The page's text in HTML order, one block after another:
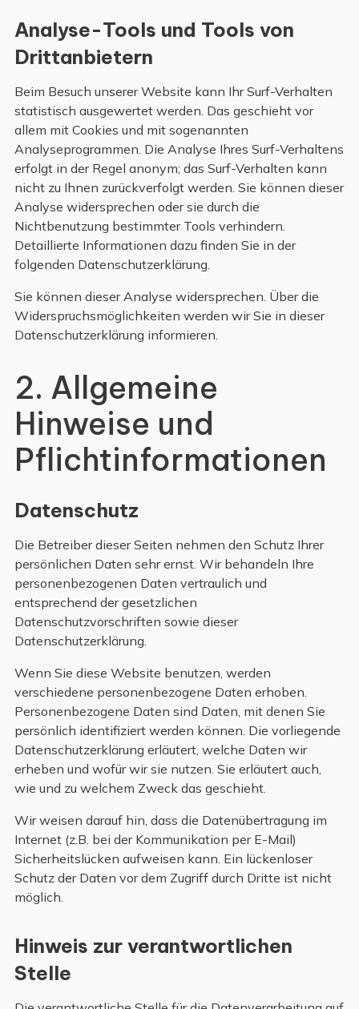
Analyse-Tools und Tools von
Drittanbietern
Beim Besuch unserer Website kann Ihr Surf-Verhalten
statistisch ausgewertet werden. Das geschieht vor
allem mit Cookies und mit sogenannten
Analyseprogrammen. Die Analyse Ihres Surf-Verhaltens
erfolgt in der Regel anonym; das Surf-Verhalten kann
nicht zu Ihnen zurückverfolgt werden. Sie können dieser
Analyse widersprechen oder sie durch die
Nichtbenutzung bestimmter Tools verhindern.
Detaillierte Informationen dazu finden Sie in der
folgenden Datenschutzerklärung.
Sie können dieser Analyse widersprechen. Über die
Widerspruchsmöglichkeiten werden wir Sie in dieser
Datenschutzerklärung informieren.
2. Allgemeine
Hinweise und
Pflichtinformationen
Datenschutz
Die Betreiber dieser Seiten nehmen den Schutz Ihrer
persönlichen Daten sehr ernst. Wir behandeln Ihre
personenbezogenen Daten vertraulich und
entsprechend der gesetzlichen
Datenschutzvorschriften sowie dieser
Datenschutzerklärung.
Wenn Sie diese Website benutzen, werden
verschiedene personenbezogene Daten erhoben.
Personenbezogene Daten sind Daten, mit denen Sie
persönlich identifiziert werden können. Die vorliegende
Datenschutzerklärung erläutert, welche Daten wir
erheben und wofür wir sie nutzen. Sie erläutert auch,
wie und zu welchem Zweck das geschieht.
Wir weisen darauf hin, dass die Datenübertragung im
Internet (z.B. bei der Kommunikation per E-Mail)
Sicherheitslücken aufweisen kann. Ein lückenloser
Schutz der Daten vor dem Zugriff durch Dritte ist nicht
möglich.
Hinweis zur verantwortlichen
Stelle